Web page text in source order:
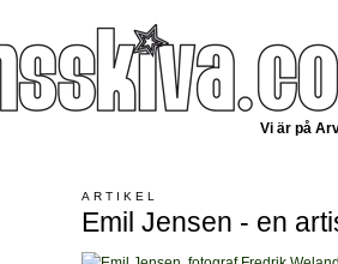
Vi är på
ARTIKEL
Emil Jensen - en